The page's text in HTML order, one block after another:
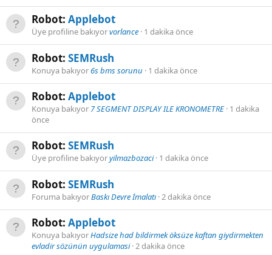
Robot: Applebot
Üye profiline bakıyorvorlance 1 dakika önce
Robot: SEMRush
Konuya bakıyor6s bms sorunu 1 dakika önce
Robot: Applebot
Konuya bakıyor 7 SEGMENT DISPLAY ILE KRONOMETRE 1 dakika
önce
Robot: SEMRush
Üye profiline bakıyoryilmazbozaci 1 dakika önce
Robot: SEMRush
Foruma bakıyorBaskı Devre İmalatı 2 dakika önce
Robot: Applebot
Konuya bakıyorHadsize had bildirmek öksüze kaftan giydirmekten
evladir sözünün uygulamasi 2 dakika önce